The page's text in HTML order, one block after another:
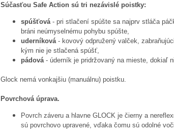
Súčasťou Safe Action sú tri nezávislé poistky:
spúšťová - pri stlačení spúšte sa najprv stláča
bráni neúmyselnému pohybu spúšte,
uderníková - kovový odpružený valček,
kým nie je stlačená spúšť,
pádová - úderník je pridržovaný na mieste, dokiaľ
Glock nemá vonkajšiu (manuálnu) poistku.
Povrchová úprava.
Povrch záveru a hlavne GLOCK je čierny a
sú povrchovo upravené, vďaka čomu sú odolné